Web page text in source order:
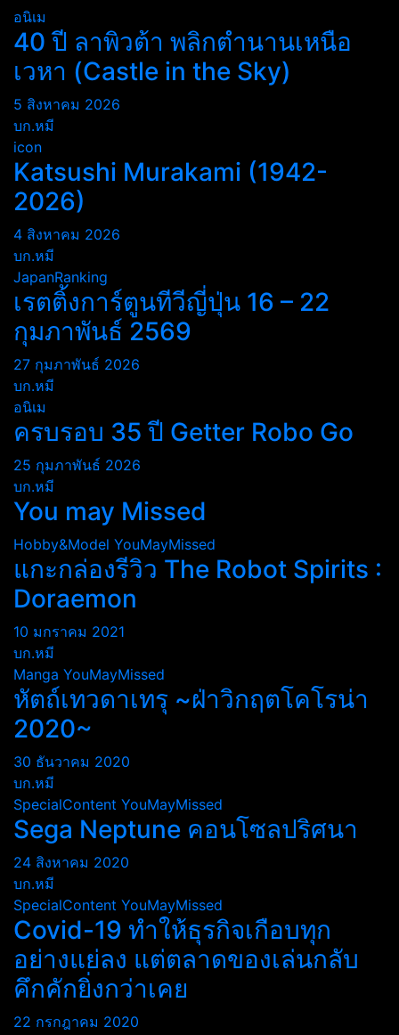
อนิเม
40 ปี ลาพิวต้า พลิกตำนานเหนือ
เวหา (Castle in the Sky)
5 สิงหาคม 2026
บก.หมี
icon
Katsushi Murakami (1942-
2026)
4 สิงหาคม 2026
บก.หมี
JapanRanking
เรตติ้งการ์ตูนทีวีญี่ปุ่น 16 – 22
กุมภาพันธ์ 2569
27 กุมภาพันธ์ 2026
บก.หมี
อนิเม
ครบรอบ 35 ปี Getter Robo Go
25 กุมภาพันธ์ 2026
บก.หมี
You may Missed
Hobby&Model YouMayMissed
แกะกล่องรีวิว The Robot Spirits :
Doraemon
10 มกราคม 2021
บก.หมี
Manga YouMayMissed
หัตถ์เทวดาเทรุ ~ฝ่าวิกฤตโคโรน่า
2020~
30 ธันวาคม 2020
บก.หมี
SpecialContent YouMayMissed
Sega Neptune คอนโซลปริศนา
24 สิงหาคม 2020
บก.หมี
SpecialContent YouMayMissed
Covid-19 ทำให้ธุรกิจเกือบทุก
อย่างแย่ลง แต่ตลาดของเล่นกลับ
คึกคักยิ่งกว่าเคย
22 กรกฎาคม 2020